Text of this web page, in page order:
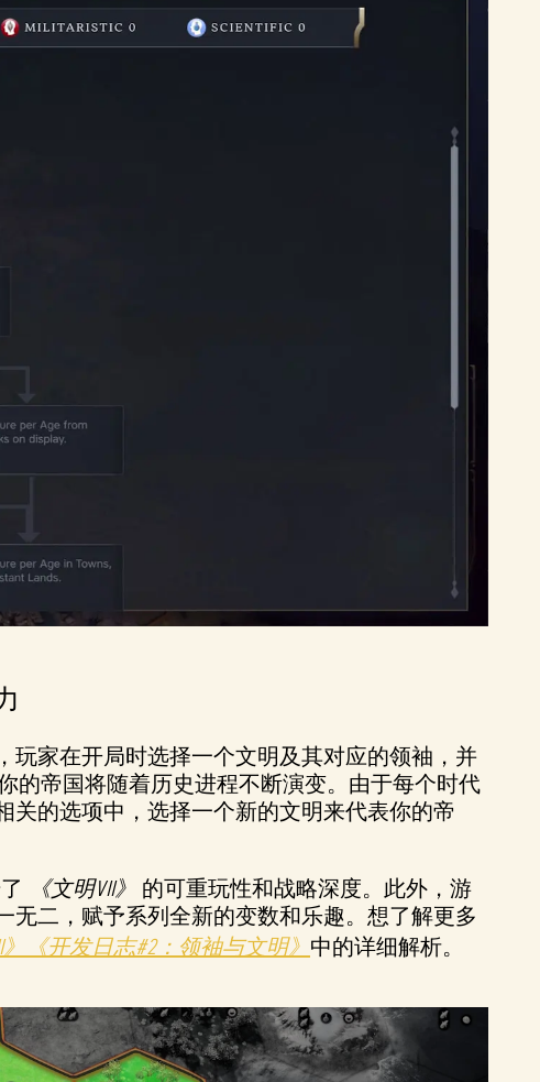
玩家在开局时选择一个文明及其对应的领袖，并
的帝国将随着历史进程不断演变。由于每个时代
的选项中，选择一个新的文明来代表你的帝
《文明VII》 的可重玩性和战略深度。此外，游
二，赋予系列全新的变数和乐趣。想了解更多
》《开发日志#2：领袖与文明》 中的详细解析。